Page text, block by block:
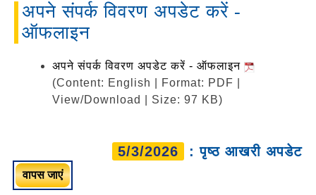
अपने संपर्क विवरण अपडेट करें -
ऑफलाइन
अपने संपर्क विवरण अपडेट करें - ऑफलाइन
(Content: English | Format: PDF |
View/Download | Size: 97 KB)
5/3/2026 : पृष्ठ आखरी अपडेट
वापस जाएं